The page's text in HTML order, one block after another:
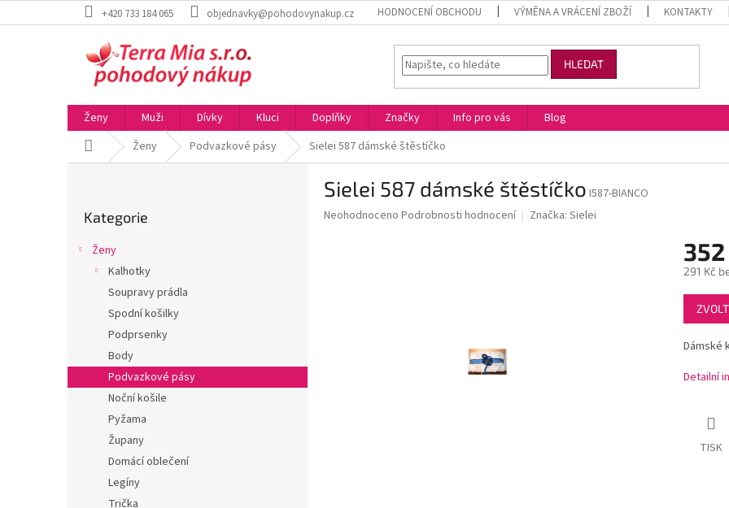
na
+420 733 184 065 objednavky@pohodovynakup.cz HODNOCENÍ OBCHODU VÝMĚNA A VRÁCENÍ ZBOŽÍ KONTAKTY
HLEDAT
Ženy Muži Dívky Kluci Doplňky Značky Info pro vás
Blog
Domů Ženy Podvazkové pásy Sielei 587 dámské štěstíčko
n
e
kategorie
Kategorie
Ženy
Kalhotky
Soupravy prádla
Spodní košilky
Podprsenky
Body
Podvazkové pásy
Noční košile
Pyžama
Župany
Domácí oblečení
Legíny
Trička
Sielei 587 dámské štěstíčko I587-BIANCO
Průměrné
Neohodnoceno Podrobnosti hodnocení Značka: Sielei
352
291 Kč
Měrná
cena:
Dámské
Detailní
TISK